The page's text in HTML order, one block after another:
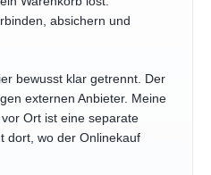
absichern und
bewusst klar getrennt. Der
externen Anbieter. Meine
Ort ist eine separate
dort, wo der Onlinekauf